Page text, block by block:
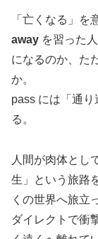
「亡くなる」を
away を習った
になるのか、た
か。
pass には「通
る。
人間が肉体とし
生」という旅路
くの世界へ旅立
ダイレクトで衝